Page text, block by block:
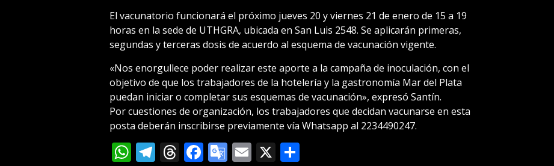
El vacunatorio funcionará el próximo jueves 20 y viernes 21 de enero de 15 a 19
horas en la sede de UTHGRA, ubicada en San Luis 2548. Se aplicarán primeras,
segundas y terceras dosis de acuerdo al esquema de vacunación vigente.
«Nos enorgullece poder realizar este aporte a la campaña de inoculación, con el
objetivo de que los trabajadores de la hotelería y la gastronomía Mar del Plata
puedan iniciar o completar sus esquemas de vacunación», expresó Santín.
Por cuestiones de organización, los trabajadores que decidan vacunarse en esta
posta deberán inscribirse previamente vía Whatsapp al 2234490247.
WhatsApp
Telegram
Threads
Facebook
Google
Email
X Compartir